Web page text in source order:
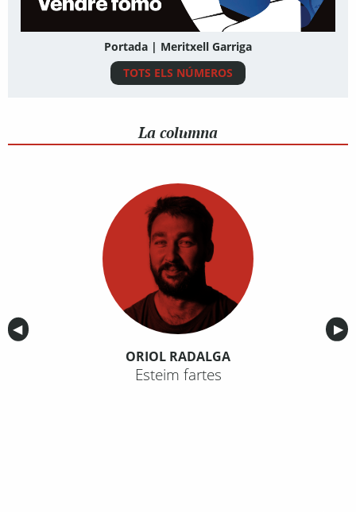
Portada | Meritxell Garriga
TOTS ELS NÚMEROS
La columna
Anterior
◀︎ ▶︎
ORIOL RADALGA
Esteim fartes